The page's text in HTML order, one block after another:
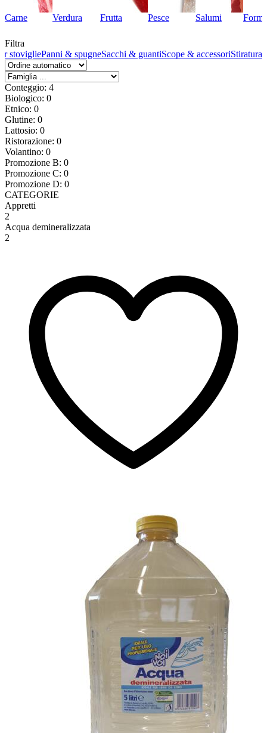
Carne Verdura Frutta Pesce Salumi
Filtra
stovigliePanni & spugneSacchi & guantiScope & accessoriStiratura
Conteggio: 4
Biologico: 0
Etnico: 0
Glutine: 0
Lattosio: 0
Ristorazione: 0
Volantino: 0
Promozione B: 0
Promozione C: 0
Promozione D: 0
CATEGORIE
Appretti
2
Acqua demineralizzata
2